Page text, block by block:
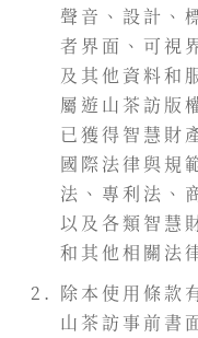
聲音、設計、
者界面、可視
及其他資料和
屬遊山茶訪版
已獲得智慧財
國際法律與規
法、專利法、
以及各類智慧
和其他相關法
除本使用條款
山茶訪事前書